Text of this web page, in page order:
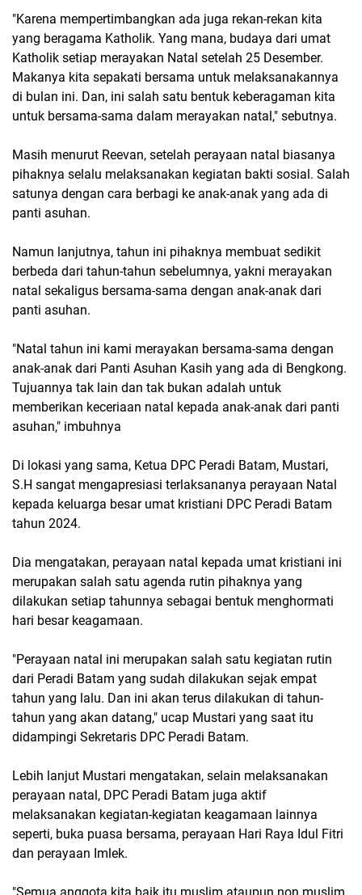
"Karena mempertimbangkan ada juga rekan-rekan kita
yang beragama Katholik. Yang mana, budaya dari umat
Katholik setiap merayakan Natal setelah 25 Desember.
Makanya kita sepakati bersama untuk melaksanakannya
di bulan ini. Dan, ini salah satu bentuk keberagaman kita
untuk bersama-sama dalam merayakan natal," sebutnya.
Masih menurut Reevan, setelah perayaan natal biasanya
pihaknya selalu melaksanakan kegiatan bakti sosial. Salah
satunya dengan cara berbagi ke anak-anak yang ada di
panti asuhan.
Namun lanjutnya, tahun ini pihaknya membuat sedikit
berbeda dari tahun-tahun sebelumnya, yakni merayakan
natal sekaligus bersama-sama dengan anak-anak dari
panti asuhan.
"Natal tahun ini kami merayakan bersama-sama dengan
anak-anak dari Panti Asuhan Kasih yang ada di Bengkong.
Tujuannya tak lain dan tak bukan adalah untuk
memberikan keceriaan natal kepada anak-anak dari panti
asuhan," imbuhnya
Di lokasi yang sama, Ketua DPC Peradi Batam, Mustari,
S.H sangat mengapresiasi terlaksananya perayaan Natal
kepada keluarga besar umat kristiani DPC Peradi Batam
tahun 2024.
Dia mengatakan, perayaan natal kepada umat kristiani ini
merupakan salah satu agenda rutin pihaknya yang
dilakukan setiap tahunnya sebagai bentuk menghormati
hari besar keagamaan.
"Perayaan natal ini merupakan salah satu kegiatan rutin
dari Peradi Batam yang sudah dilakukan sejak empat
tahun yang lalu. Dan ini akan terus dilakukan di tahun-
tahun yang akan datang," ucap Mustari yang saat itu
didampingi Sekretaris DPC Peradi Batam.
Lebih lanjut Mustari mengatakan, selain melaksanakan
perayaan natal, DPC Peradi Batam juga aktif
melaksanakan kegiatan-kegiatan keagamaan lainnya
seperti, buka puasa bersama, perayaan Hari Raya Idul Fitri
dan perayaan Imlek.